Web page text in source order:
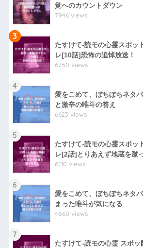
覚へのカウントダウン
7946 views
3
たすけて-読モの心霊スポッ
レ[10話]恐怖の追悼放送！
6750 views
4
愛をこめて、ぼちぼちネタ
と激辛の唯斗の答え
6623 views
5
たすけて-読モの心霊スポッ
レ[2話]とりあえず地蔵を蹴
6110 views
6
愛をこめて、ぼちぼちネタ
まった唯斗が気になる
4860 views
7
たすけて-読モの心霊 スポ